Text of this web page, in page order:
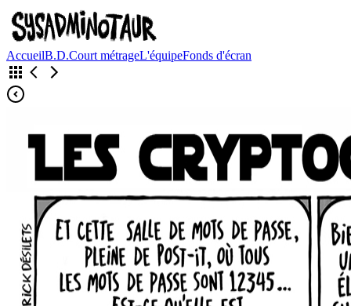
AccueilB.D.Court métrageL'équipeFonds d'écran